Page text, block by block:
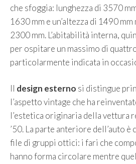
che sfoggia: lunghezza di 3570
1630 mm e un’altezza di 1490
2300 mm. L’abitabilità interna,
per ospitare un massimo di
particolarmente indicata in
Il design esterno si distingue
l’aspetto vintage che ha
l’estetica originaria della vettura
’50. La parte anteriore dell’auto è
file di gruppi ottici: i fari che
hanno forma circolare mentre